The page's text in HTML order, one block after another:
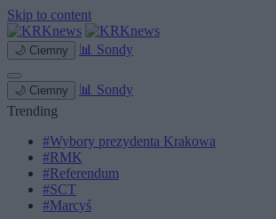
Skip to content
🌙 Ciemny 📊 Sondy
🌙 Ciemny 📊 Sondy
Trending
#Wybory prezydenta Krakowa
#RMK
#Referendum
#SCT
#Marcyś